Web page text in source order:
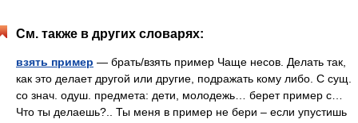
См. также в других словарях:
взять пример — брать/взять пример Чаще несов. Делать так,
как это делает другой или другие, подражать кому либо. С сущ.
со знач. одуш. предмета: дети, молодежь… берет пример с…
Что ты делаешь?.. Ты меня в пример не бери – если упустишь